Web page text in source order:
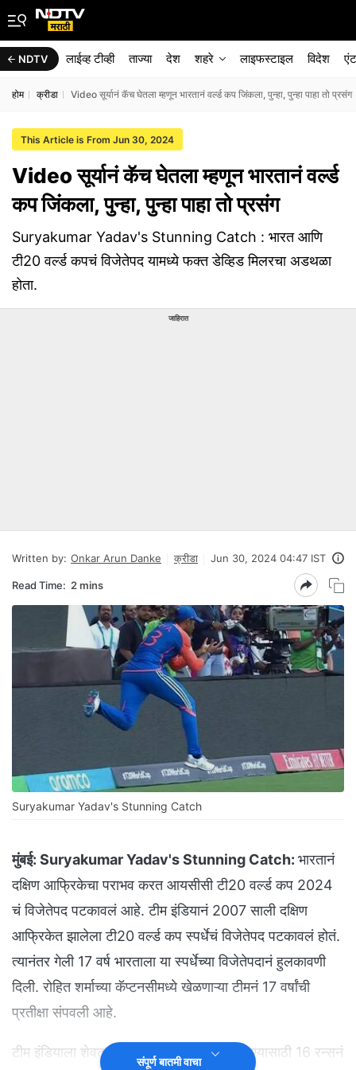
NDTV लाईव्ह टीव्ही ताज्या देश शहरे लाइफस्टाइल विदेश
होम क्रीडा Video सूर्यानं कॅच घेतला म्हणून भारतानं वर्ल्ड कप जिंकला, पुन्हा, पुन्हा पाहा तो प्रसंग
This Article is From Jun 30, 2024
Video सूर्यानं कॅच घेतला म्हणून भारतानं वर्ल्ड
कप जिंकला, पुन्हा, पुन्हा पाहा तो प्रसंग
Suryakumar Yadav's Stunning Catch : भारत आणि
टी20 वर्ल्ड कपचं विजेतेपद यामध्ये फक्त डेव्हिड मिलरचा अडथळा
होता.
जाहिरात
Written by: Onkar Arun Danke क्रीडा Jun 30, 2024 04:47 IST
Read Time: 2 mins
Suryakumar Yadav's Stunning Catch
मुंबई: Suryakumar Yadav's Stunning Catch: भारतानं
दक्षिण आफ्रिकेचा पराभव करत आयसीसी टी20 वर्ल्ड कप 2024
चं विजेतेपद पटकावलं आहे. टीम इंडियानं 2007 साली दक्षिण
आफ्रिकेत झालेला टी20 वर्ल्ड कप स्पर्धेचं विजेतेपद पटकावलं होतं.
त्यानंतर गेली 17 वर्ष भारताला या स्पर्धेच्या विजेतेपदानं हुलकावणी
दिली. रोहित शर्माच्या कॅप्टनसीमध्ये खेळणाऱ्या टीमनं 17 वर्षांची
प्रतीक्षा संपवली आहे.
टीम इंडियाला शेवटच्या ओव्हरमध्ये वर्ल्ड कप जिंकण्यासाठी 16 रन्सनं
संपूर्ण बातमी वाचा